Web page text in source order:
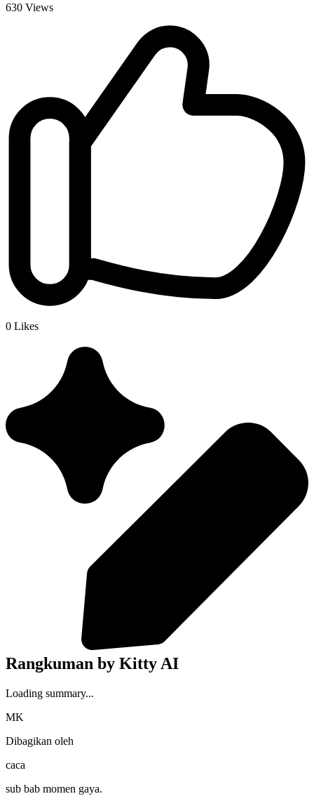
630 Views
0 Likes
Rangkuman by Kitty AI
Loading summary...
MK
Dibagikan oleh
caca
sub bab momen gaya.